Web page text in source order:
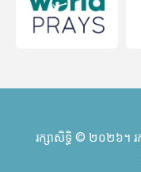
រក្សាសិទ្ធិ © ២០២៦។